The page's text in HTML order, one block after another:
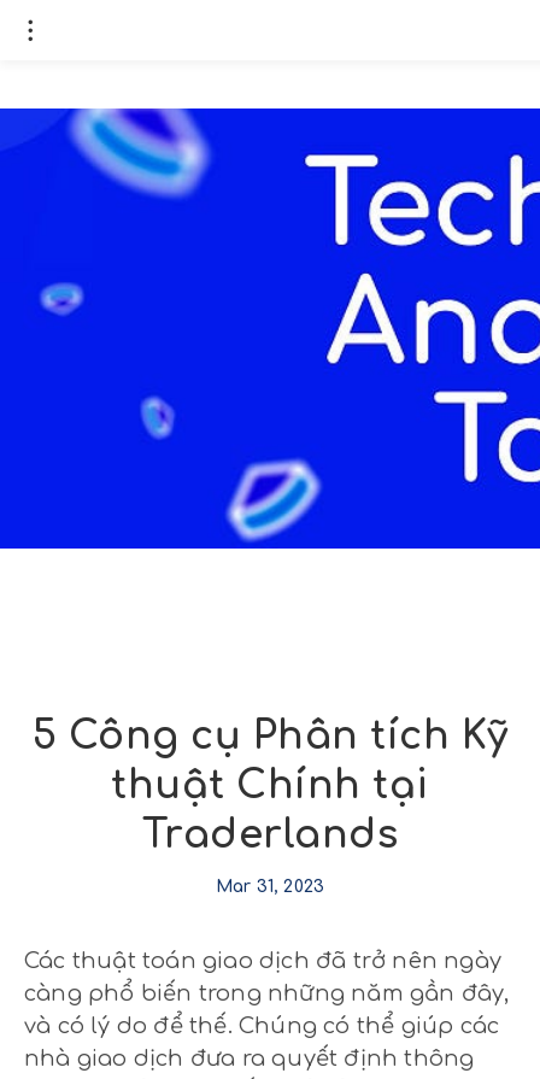
5 Công cụ Phân tích Kỹ
thuật Chính tại
Traderlands
Mar 31, 2023
Các thuật toán giao dịch đã trở nên ngày
càng phổ biến trong những năm gần đây,
và có lý do để thế. Chúng có thể giúp các
nhà giao dịch đưa ra quyết định thông